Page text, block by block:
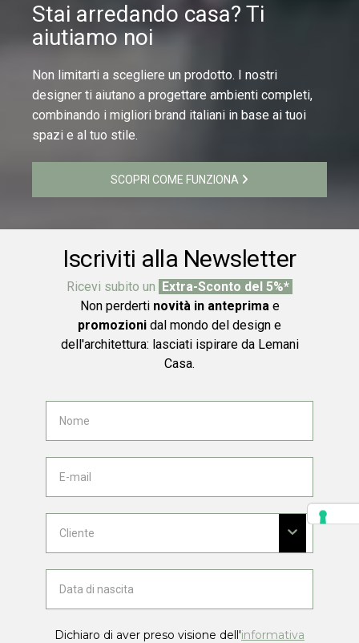
Stai arredando casa? Ti
aiutiamo noi
Non limitarti a scegliere un prodotto. I nostri
designer ti aiutano a progettare ambienti completi,
combinando i migliori brand italiani in base ai tuoi
spazi e al tuo stile.
SCOPRI COME FUNZIONA
Iscriviti alla Newsletter
Ricevi subito un Extra-Sconto del 5%*
Non perderti novità in anteprima e
promozioni dal mondo del design e
dell'architettura: lasciati ispirare da Lemani
Casa.
Dichiaro di aver preso visione dell'informativa